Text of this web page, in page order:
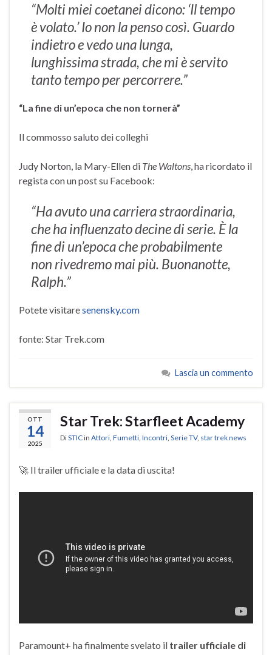
“Molti miei coetanei dicono: ‘Il tempo
è volato.’ Io non la penso così. Guardo
indietro e vedo una lunga,
lunghissima strada, che mi è servito
tanto tempo per percorrere.”
“La fine di un’epoca che non tornerà”
Il commosso saluto dei colleghi
Judy Norton, la Mary-Ellen di The Waltons , ha ricordato il
regista con un post su Facebook:
“Ha avuto una carriera straordinaria,
che ha influenzato decine di serie. È la
fine di un’epoca che probabilmente
non rivedremo mai più. Buonanotte,
Ralph.”
Potete visitaresenensky.com
fonte: Star Trek.com
Lascia un commento
OTT
14
2025
Star Trek: Starfleet Academy
DiSTICin Attori Fumetti Incontri Serie TV, star trek news
🚀 Il trailer ufficiale e la data di uscita!
Paramount+ ha finalmente svelato il trailer ufficiale di